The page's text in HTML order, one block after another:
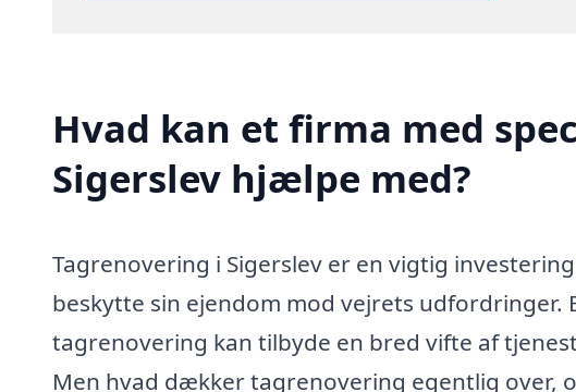
Hvad kan et firma med
Sigerslev hjælpe med?
Tagrenovering i Sigerslev er en vigtig
beskytte sin ejendom mod vejrets udfordringer.
tagrenovering kan tilbyde en bred vifte af
Men hvad dækker tagrenovering egentlig over,